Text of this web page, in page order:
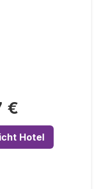
€
Hotel